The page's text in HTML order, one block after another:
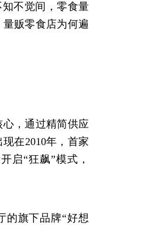
不觉间，零食量
贩零食店为何遍
，通过精简供应
在2010年，首家
启“狂飙”模式，
的旗下品牌“好想